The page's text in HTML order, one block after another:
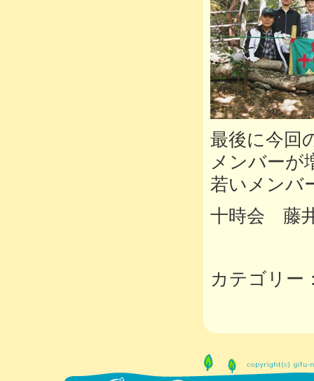
最後に今回
メンバーが
若いメンバ
十時会 藤
カテゴリー